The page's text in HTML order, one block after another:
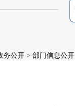
务公开 > 部门信息公开